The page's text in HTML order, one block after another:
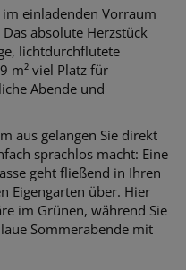
einladenden Vorraum
absolute Herzstück
lichtdurchflutete
m² viel Platz für
Abende und
aus gelangen Sie direkt
sprachlos macht: Eine
geht fließend in Ihren
Eigengarten über. Hier
im Grünen, während Sie
Sommerabende mit